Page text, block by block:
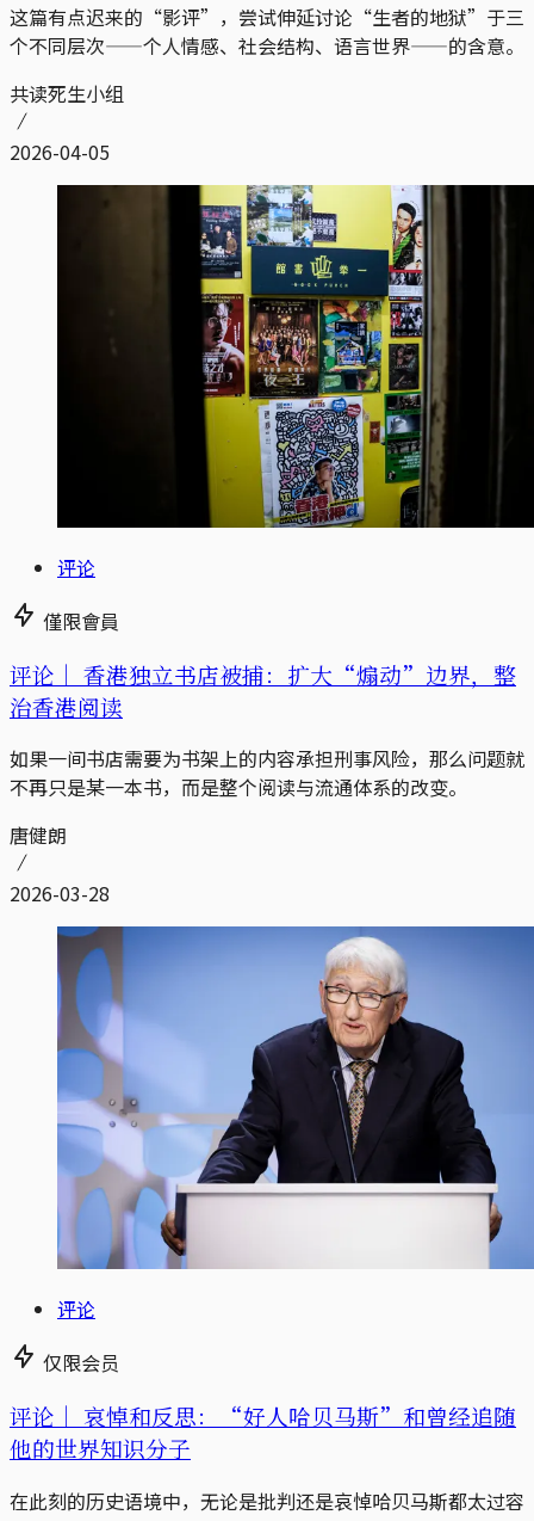
这篇有点迟来的“影评”，尝试伸延讨论“生者的地狱”于三
个不同层次——个人情感、社会结构、语言世界——的含意。
共读死生小组
2026-04-05
评论
僅限會員
评论｜ 香港独立书店被捕：扩大“煽动”边界，整
治香港阅读
如果一间书店需要为书架上的内容承担刑事风险，那么问题就
不再只是某一本书，而是整个阅读与流通体系的改变。
唐健朗
2026-03-28
评论
仅限会员
评论｜ 哀悼和反思：“好人哈贝马斯”和曾经追随
他的世界知识分子
在此刻的历史语境中，无论是批判还是哀悼哈贝马斯都太过容